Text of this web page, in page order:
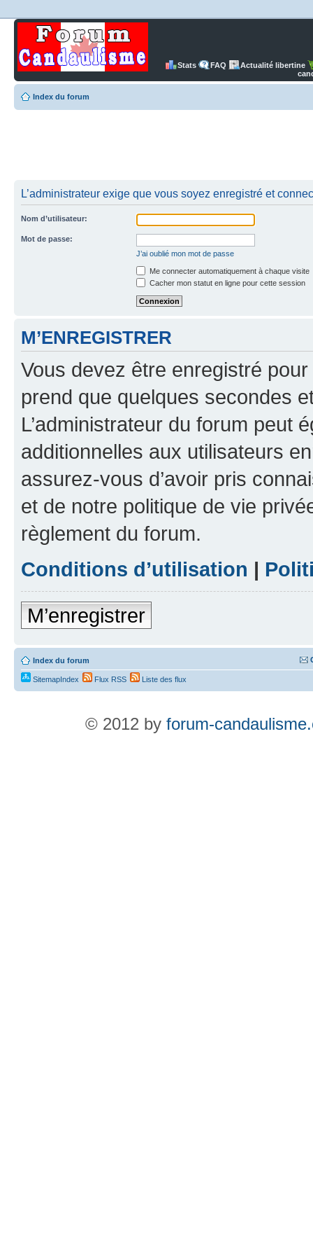
Stats FAQ
Actualité libertine
Index du forum
L’administrateur exige que vous soyez enregistré et
Nom d’utilisateur:
Mot de passe:
J’ai oublié mon mot de passe
Me connecter automatiquement à chaque visite
Cacher mon statut en ligne pour cette session
M’ENREGISTRER
Vous devez être enregistré
prend que quelques secondes
L’administrateur du forum peut
additionnelles aux utilisateurs
assurez-vous d’avoir pris
et de notre politique de vie
règlement du forum.
Conditions d’utilisation |
M’enregistrer
Index du forum
SitemapIndex Flux RSS Liste des flux
© 2012 by forum-